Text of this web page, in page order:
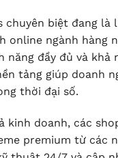
chuyên biệt đang là
online ngành hàng
năng đầy đủ và khả
tảng giúp doanh
thời đại số.
kinh doanh, các
premium từ các